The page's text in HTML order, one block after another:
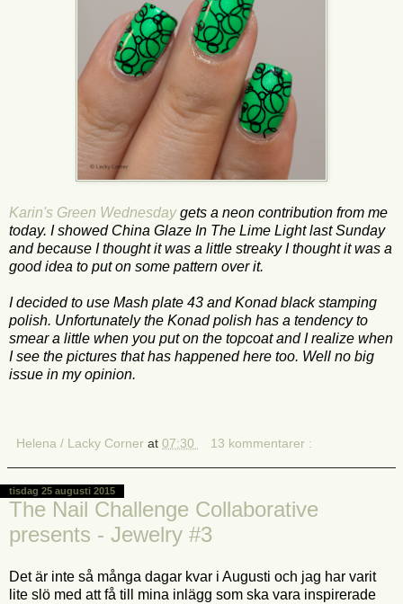
Karin's Green Wednesdaygets a neon contribution from me
today. I showed China Glaze In The Lime Light last Sunday
and because I thought it was a little streaky I thought it was a
good idea to put on some pattern over it.
I decided to use Mash plate 43 and Konad black stamping
polish. Unfortunately the Konad polish has a tendency to
smear a little when you put on the topcoat and I realize when
I see the pictures that has happened here too. Well no big
issue in my opinion.
Helena / Lacky Corner at 07:30 13 kommentarer :
tisdag 25 augusti 2015
The Nail Challenge Collaborative
presents - Jewelry #3
Det är inte så många dagar kvar i Augusti och jag har varit
lite slö med att få till mina inlägg som ska vara inspirerade